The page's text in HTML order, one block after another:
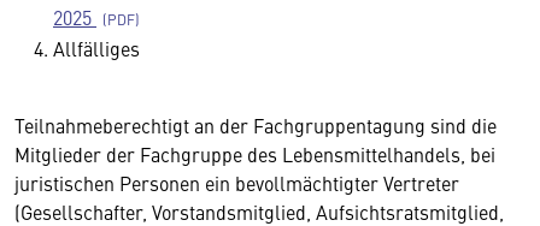
2025
Allfälliges
Teilnahmeberechtigt an der Fachgruppentagung sind die
Mitglieder der Fachgruppe des Lebensmittelhandels, bei
juristischen Personen ein bevollmächtigter Vertreter
(Gesellschafter, Vorstandsmitglied, Aufsichtsratsmitglied,